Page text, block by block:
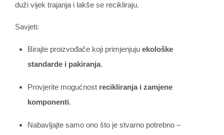
duži vijek trajanja i lakše se recikliraju.
Savjeti:
Birajte proizvođače koji primjenjuju ekološke
standarde i pakiranja.
Provjerite mogućnost recikliranja i zamjene
komponenti.
Nabavljajte samo ono što je stvarno potrebno –